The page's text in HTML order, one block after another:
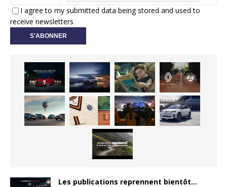
I agree to my submitted data being stored and used to
receive newsletters
Les publications reprennent bientôt…